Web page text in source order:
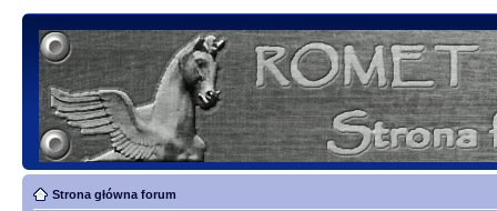
Strona główna forum